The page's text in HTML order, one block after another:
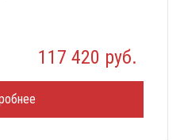
117 420 руб.